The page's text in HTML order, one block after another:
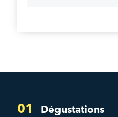
01 Dégustations